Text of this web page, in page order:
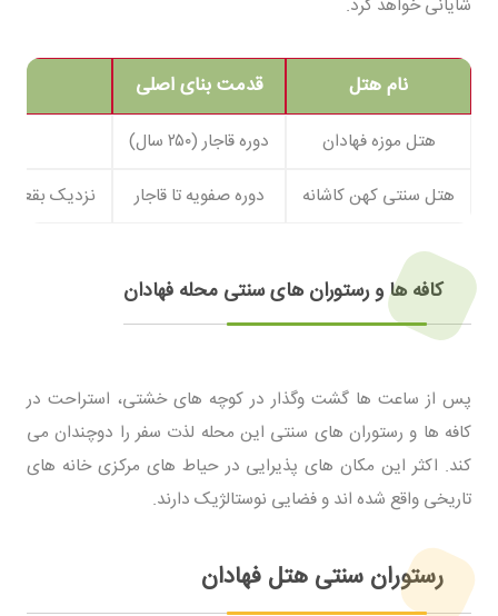
نام هتل قدمت بنای اصلی
هتل موزه فهادان دوره قاجار (۲۵۰ سال)
هتل سنتی کهن کاشانه
دوره صفویه تا قاجار نزدیک بقعه
کافه ها و رستوران های سنتی محله فهادان
پس از ساعت ها گشت وگذار در کوچه های خشتی، استراحت در
کافه ها و رستوران های سنتی این محله لذت سفر را دوچندان می
کند. اکثر این مکان های پذیرایی در حیاط های مرکزی خانه های
تاریخی واقع شده اند و فضایی نوستالژیک دارند.
رستوران سنتی هتل فهادان